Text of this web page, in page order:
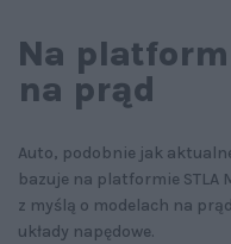
Na
na prąd
Auto, podobnie jak
bazuje na platformie STLA
z myślą o modelach na
układy napędowe.